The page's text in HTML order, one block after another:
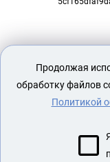
Секс
Продолжая
обработку файлов
Политикой